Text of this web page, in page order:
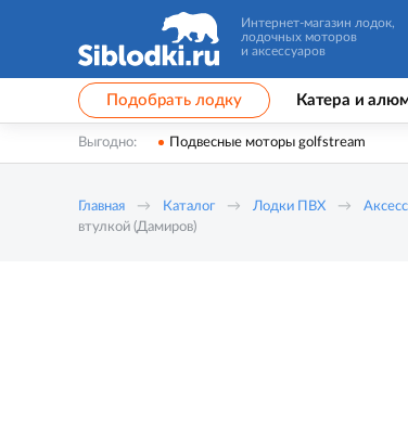
Интернет-магазин лодок,
лодочных моторов
и аксессуаров
Подобрать лодку Катера и
Выгодно: Подвесные моторы golfstream
Главная Каталог Лодки ПВХ
втулкой (Дамиров)